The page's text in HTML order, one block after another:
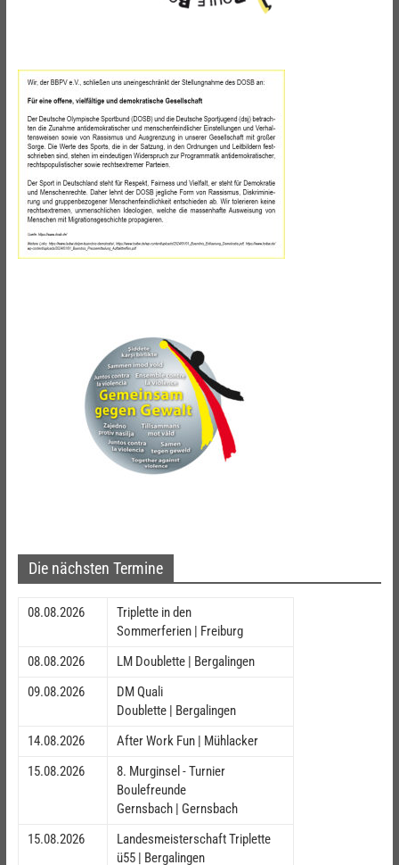
Die nächsten Termine
08.08.2026
Triplette in den
Sommerferien | Freiburg
08.08.2026
LM Doublette | Bergalingen
09.08.2026
DM Quali
Doublette | Bergalingen
14.08.2026
After Work Fun | Mühlacker
15.08.2026
8. Murginsel - Turnier
Boulefreunde
Gernsbach | Gernsbach
15.08.2026
Landesmeisterschaft Triplette
ü55 | Bergalingen